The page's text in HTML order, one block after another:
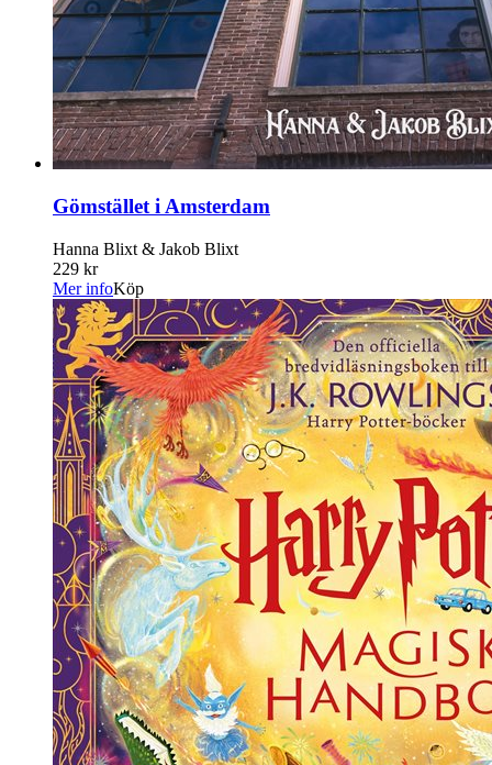
Gömstället i Amsterdam
Hanna Blixt & Jakob Blixt
229 kr
Mer infoKöp